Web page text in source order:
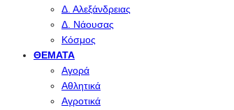
Δ. Αλεξάνδρειας
Δ. Νάουσας
Κόσμος
ΘΈΜΑΤΑ
Αγορά
Αθλητικά
Αγροτικά